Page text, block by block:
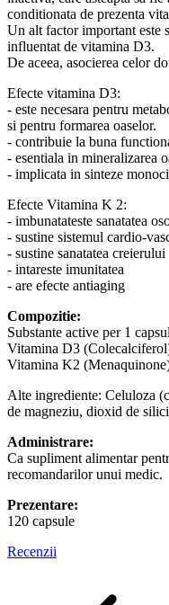
conditionata de prezenta
Un alt factor important este
influentat de vitamina D3.
De aceea, asocierea celor
Efecte vitamina D3:
- este necesara pentru
si pentru formarea oaselor.
- contribuie la buna
- esentiala in mineralizarea
- implicata in sinteze
Efecte Vitamina K 2:
- imbunatateste sanatatea
- sustine sistemul cardio-
- sustine sanatatea creierului
- intareste imunitatea
- are efecte antiaging
Compozitie:
Substante active per 1
Vitamina D3
Vitamina K2
Alte ingrediente: Celuloza
de magneziu, dioxid de
Administrare:
Ca supliment alimentar
recomandarilor unui medic.
Prezentare:
120 capsule
Recenzii